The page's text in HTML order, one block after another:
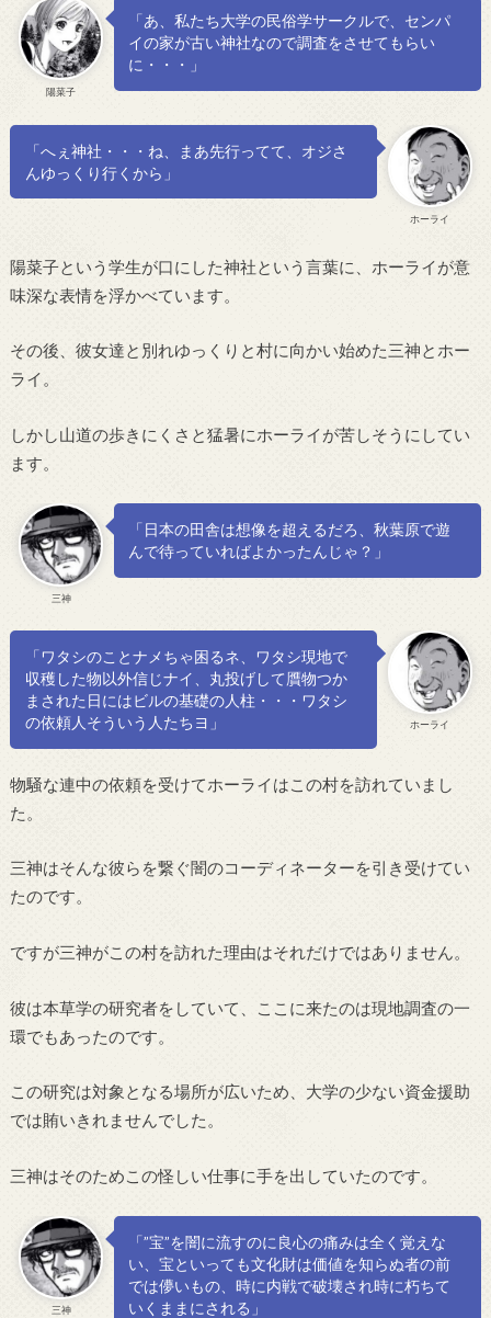
陽菜子
「あ、私たち大学の民俗学サークルで、センパ
イの家が古い神社なので調査をさせてもらい
に・・・」
ホーライ
「へぇ神社・・・ね、まあ先行ってて、オジさ
んゆっくり行くから」
陽菜子という学生が口にした神社という言葉に、ホーライが意
味深な表情を浮かべています。
その後、彼女達と別れゆっくりと村に向かい始めた三神とホー
ライ。
しかし山道の歩きにくさと猛暑にホーライが苦しそうにしてい
ます。
三神
「日本の田舎は想像を超えるだろ、秋葉原で遊
んで待っていればよかったんじゃ？」
ホーライ
「ワタシのことナメちゃ困るネ、ワタシ現地で
収穫した物以外信じナイ、丸投げして贋物つか
まされた日にはビルの基礎の人柱・・・ワタシ
の依頼人そういう人たちヨ」
物騒な連中の依頼を受けてホーライはこの村を訪れていまし
た。
三神はそんな彼らを繋ぐ闇のコーディネーターを引き受けてい
たのです。
ですが三神がこの村を訪れた理由はそれだけではありません。
彼は本草学の研究者をしていて、ここに来たのは現地調査の一
環でもあったのです。
この研究は対象となる場所が広いため、大学の少ない資金援助
では賄いきれませんでした。
三神はそのためこの怪しい仕事に手を出していたのです。
三神
「”宝”を闇に流すのに良心の痛みは全く覚えな
い、宝といっても文化財は価値を知らぬ者の前
では儚いもの、時に内戦で破壊され時に朽ちて
いくままにされる」